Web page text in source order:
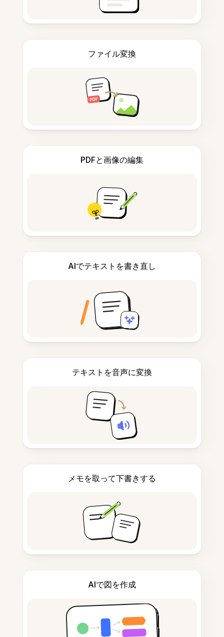
ファイル変換
PDFと画像の編集
AIでテキストを書き直し
テキストを音声に変換
メモを取って下書きする
AIで図を作成